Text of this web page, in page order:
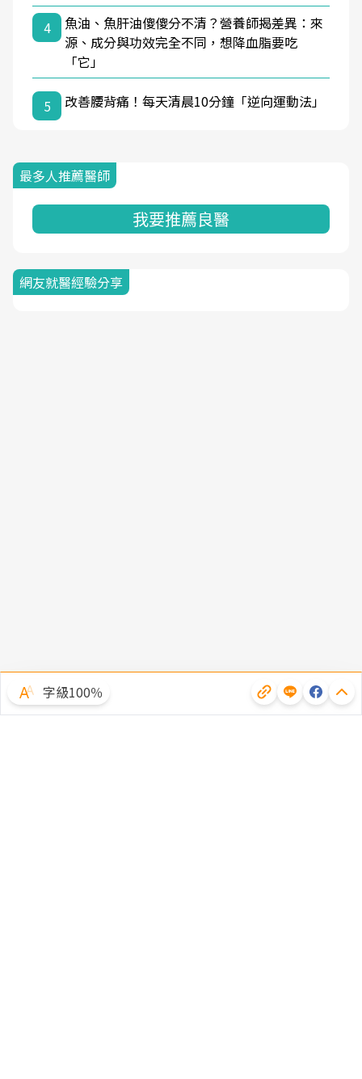
4
魚油、魚肝油傻傻分不清？營養師揭差異：來
源、成分與功效完全不同，想降血脂要吃
「它」
5 改善腰背痛！每天清晨10分鐘「逆向運動法」
最多人推薦醫師
我要推薦良醫
網友就醫經驗分享
字級100％